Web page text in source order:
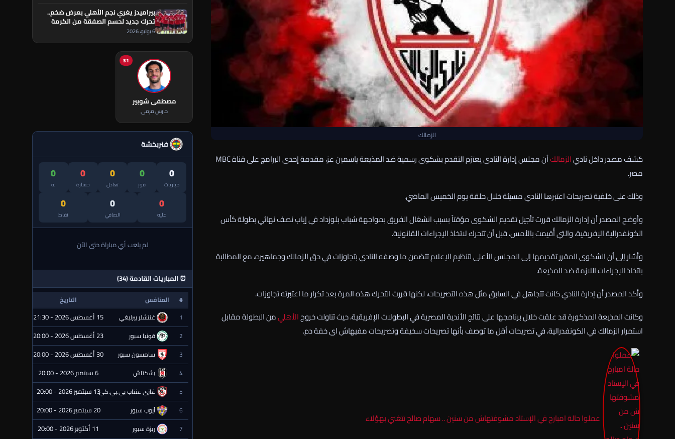
الزمالك
كشف مصدر داخل ناديالزمالك
أن مجلس إدارة النادى يعتزم التقدم بشكوى رسمية ضد المذيعة ياسمين عز، مقدمة إحدى البرامج على قناة MBC
مصر.
وذلك على خلفية تصريحات اعتبرها النادي مسيئة خلال حلقة يوم الخميس الماضي.
وأوضح المصدر أن إدارة الزمالك قررت تأجيل تقديم الشكوى مؤقتاً بسبب انشغال الفريق بمواجهة شباب بلوزداد في إياب نصف نهائي بطولة كأس
الكونفدرالية الإفريقية، والتي أُقيمت بالأمس، قبل أن تتحرك لاتخاذ الإجراءات القانونية.
وأشار إلى أن الشكوى المقرر تقديمها إلى المجلس الأعلى لتنظيم الإعلام تتضمن ما وصفه النادي بتجاوزات في حق الزمالك وجماهيره، مع المطالبة
باتخاذ الإجراءات اللازمة ضد المذيعة.
وأكد المصدر أن إدارة النادي كانت تتجاهل في السابق مثل هذه التصريحات، لكنها قررت التحرك هذه المرة بعد تكرار ما اعتبرته تجاوزات.
وكانت المذيعة المذكورة قد علقت خلال برنامجها على نتائج الأندية المصرية في البطولات الإفريقية، حيث تناولت خروجالأهليمن البطولة مقابل
استمرار الزمالك في الكونفدرالية، في تصريحات أقل ما توصف بأنها تصريحات سخيفة وتصريحات مفيهاش اى خفة دم.
عملوا حالة امبارح في الإستاد مشوفتهاش من سنين .. سهام صالح تتغني بهؤلاء
بيراميدز يغري نجم الأهلي بعرض ضخم..
تحرك جديد لحسم الصفقة من الكرمة
العراقي
6 يوليو، 2026
31
مصطفى شوبير
حارس مرمى
فنربخشة
0
مباريات
0
فوز
0
تعادل
0
خسارة
0
له
0
عليه
0
الصافي
0
نقاط
لم يلعب أي مباراة حتى الآن
⏰ المباريات القادمة (34)
# المنافس التاريخ
1
غنتشلر بيرليغي 15 أغسطس 2026 - 21:30
2 قونيا سبور 23 أغسطس 2026 - 20:00
3 سامسون سبور 30 أغسطس 2026 - 20:00
4 بشكتاش 6 سبتمبر 2026 - 20:00
5 غازي عنتاب بي.بي.كي.13 سبتمبر 2026 - 20:00
6 أيوب سبور 20 سبتمبر 2026 - 20:00
7 ريزة سبور 11 أكتوبر 2026 - 20:00